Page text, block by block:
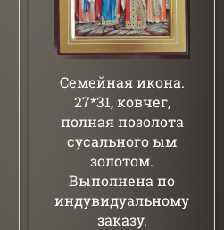
Семейная икона.
27*31, ковчег,
полная позолота
сусального ым
золотом.
Выполнена по
индувидуальному
заказу.